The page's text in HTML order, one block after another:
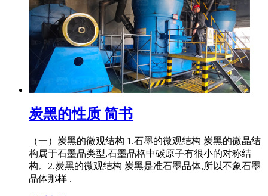
炭黑的性质 简书
（一）炭黑的微观结构 1.石墨的微观结构 炭黑的微晶结
构属于石墨晶类型,石墨晶格中碳原子有很小的对称结
构。2.炭黑的微观结构 炭黑是准石墨品体,所以不象石墨
品体那样 .